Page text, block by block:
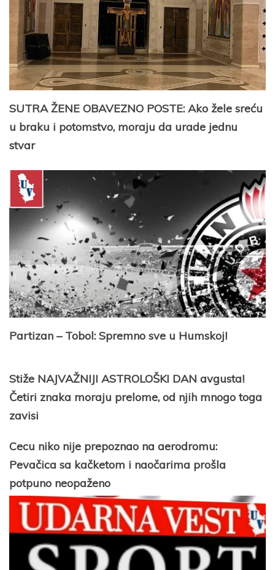
SUTRA ŽENE OBAVEZNO POSTE: Ako žele sreću
u braku i potomstvo, moraju da urade jednu
stvar
Partizan – Tobol: Spremno sve u Humskoj!
Stiže NAJVAŽNIJI ASTROLOŠKI DAN avgusta!
Četiri znaka moraju prelome, od njih mnogo toga
zavisi
Cecu niko nije prepoznao na aerodromu:
Pevačica sa kačketom i naočarima prošla
potpuno neopaženo